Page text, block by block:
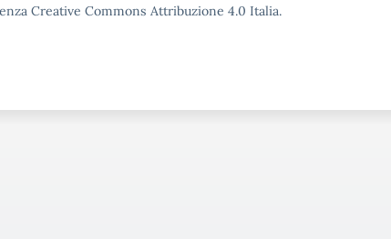
Creative Commons Attribuzione 4.0 Italia.